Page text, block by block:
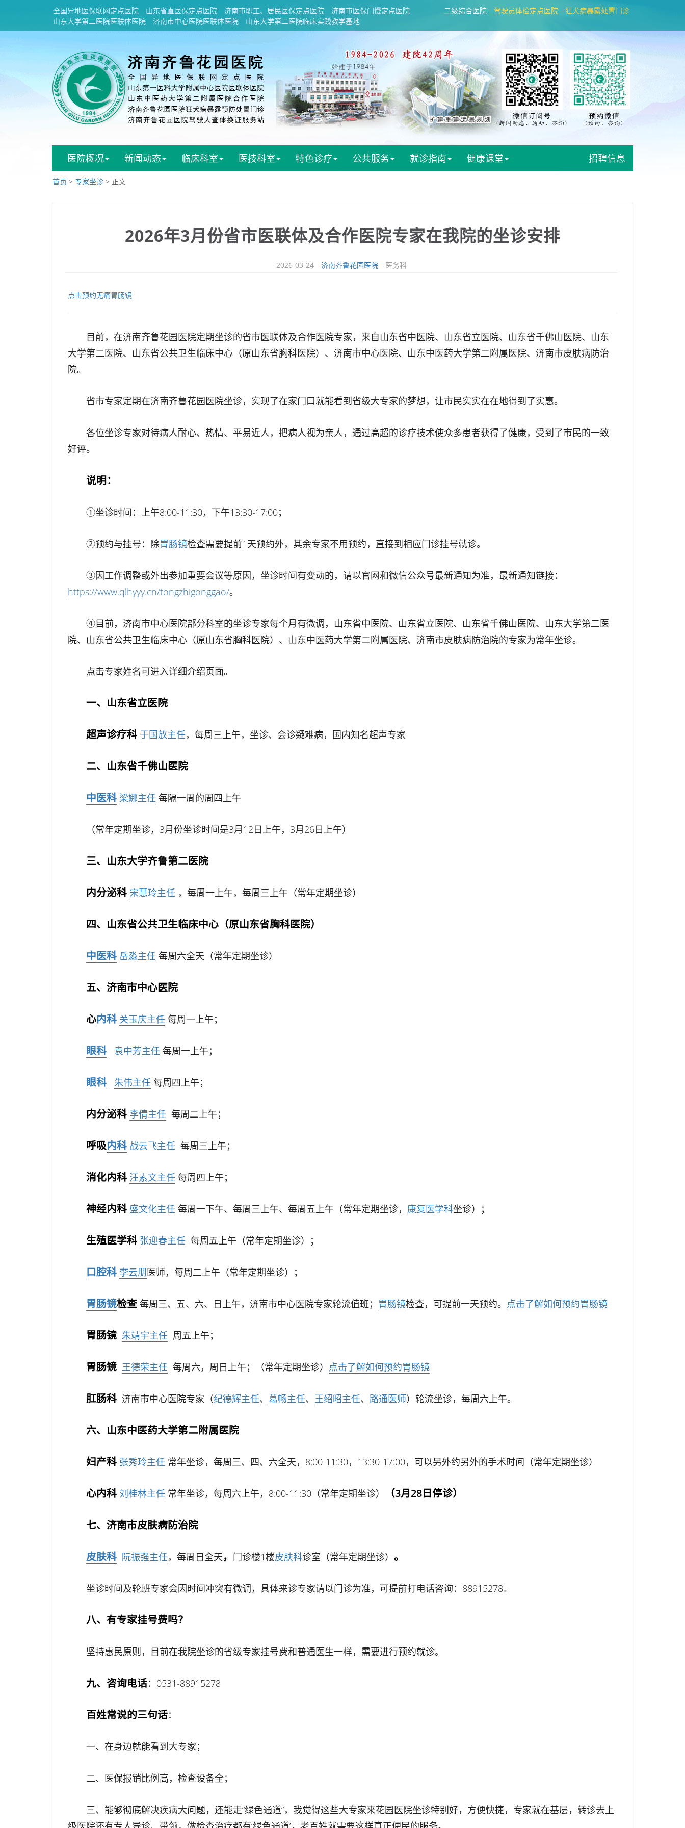
二级综合医院 驾驶员体检定点医院 狂犬病暴露处置门诊
全国异地医保联网定点医院 山东省直医保定点医院 济南市职工、居民医保定点医院
济南市医保门慢定点医院
山东大学第二医院医联体医院
济南市中心医院医联体医院 山东大学第二医院临床实践教学基地
医院概况 新闻动态 临床科室 医技科室 特色诊疗 公共服务 就诊指南 健康课堂 招聘信息
首页 > 专家坐诊 > 正文
2026年3月份省市医联体及合作医院专家在我院的坐诊安排
2026-03-24 济南齐鲁花园医院 医务科
点击预约无痛胃肠镜
目前，在济南齐鲁花园医院定期坐诊的省市医联体及合作医院专家，来自山东省中医院、山东省立医院、山东省千佛山医院、山东
大学第二医院、山东省公共卫生临床中心（原山东省胸科医院）、济南市中心医院、山东中医药大学第二附属医院、济南市皮肤病防治
院。
省市专家定期在济南齐鲁花园医院坐诊，实现了在家门口就能看到省级大专家的梦想，让市民实实在在地得到了实惠。
各位坐诊专家对待病人耐心、热情、平易近人，把病人视为亲人，通过高超的诊疗技术使众多患者获得了健康，受到了市民的一致
好评。
说明：
①坐诊时间：上午8:00-11:30，下午13:30-17:00；
②预约与挂号：除胃肠镜检查需要提前1天预约外，其余专家不用预约，直接到相应门诊挂号就诊。
③因工作调整或外出参加重要会议等原因，坐诊时间有变动的，请以官网和微信公众号最新通知为准，最新通知链接：
https://www.qlhyyy.cn/tongzhigonggao/。
④目前，济南市中心医院部分科室的坐诊专家每个月有微调，山东省中医院、山东省立医院、山东省千佛山医院、山东大学第二医
院、山东省公共卫生临床中心（原山东省胸科医院）、山东中医药大学第二附属医院、济南市皮肤病防治院的专家为常年坐诊。
点击专家姓名可进入详细介绍页面。
一、山东省立医院
超声诊疗科 于国放主任，每周三上午，坐诊、会诊疑难病，国内知名超声专家
二、山东省千佛山医院
中医科 梁娜主任 每隔一周的周四上午
（常年定期坐诊，3月份坐诊时间是3月12日上午，3月26日上午）
三、山东大学齐鲁第二医院
内分泌科 宋慧玲主任 ，每周一上午，每周三上午（常年定期坐诊）
四、山东省公共卫生临床中心（原山东省胸科医院）
中医科 岳淼主任 每周六全天（常年定期坐诊）
五、济南市中心医院
心内科 关玉庆主任 每周一上午；
眼科 袁中芳主任 每周一上午；
眼科 朱伟主任 每周四上午；
内分泌科 李倩主任 每周二上午；
呼吸内科 战云飞主任 每周三上午；
消化内科 汪素文主任 每周四上午；
神经内科 盛文化主任 每周一下午、每周三上午、每周五上午（常年定期坐诊， 康复医学科坐诊）；
生殖医学科 张迎春主任 每周五上午（常年定期坐诊）；
口腔科 李云朋 医师，每周二上午（常年定期坐诊）；
胃肠镜检查 每周三、五、六、日上午，济南市中心医院专家轮流值班； 胃肠镜检查，可提前一天预约。 点击了解如何预约胃肠镜
胃肠镜 朱靖宇主任 周五上午；
胃肠镜 王德荣主任 每周六，周日上午；（常年定期坐诊） 点击了解如何预约胃肠镜
肛肠科 济南市中心医院专家（纪德辉主任、 葛畅主任、 王绍昭主任、 路通医师）轮流坐诊，每周六上午。
六、山东中医药大学第二附属医院
妇产科 张秀玲主任 常年坐诊，每周三、四、六全天，8:00-11:30，13:30-17:00，可以另外约另外的手术时间（常年定期坐诊）
心内科 刘桂林主任 常年坐诊，每周六上午，8:00-11:30（常年定期坐诊） （3月28日停诊）
七、济南市皮肤病防治院
皮肤科 阮振强主任，每周日全天， 门诊楼1楼皮肤科诊室（常年定期坐诊） 。
坐诊时间及轮班专家会因时间冲突有微调，具体来诊专家请以门诊为准，可提前打电话咨询：88915278。
八、有专家挂号费吗？
坚持惠民原则，目前在我院坐诊的省级专家挂号费和普通医生一样，需要进行预约就诊。
九、咨询电话：0531-88915278
百姓常说的三句话：
一、在身边就能看到大专家；
二、医保报销比例高，检查设备全；
三、能够彻底解决疾病大问题，还能走“绿色通道”，我觉得这些大专家来花园医院坐诊特别好，方便快捷，专家就在基层，转诊去上